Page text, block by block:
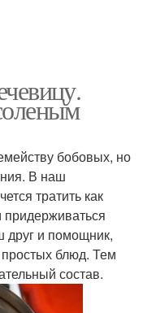
бобовых, но
В наш
тратить как
друг и помощник,
блюд. Тем
состав.